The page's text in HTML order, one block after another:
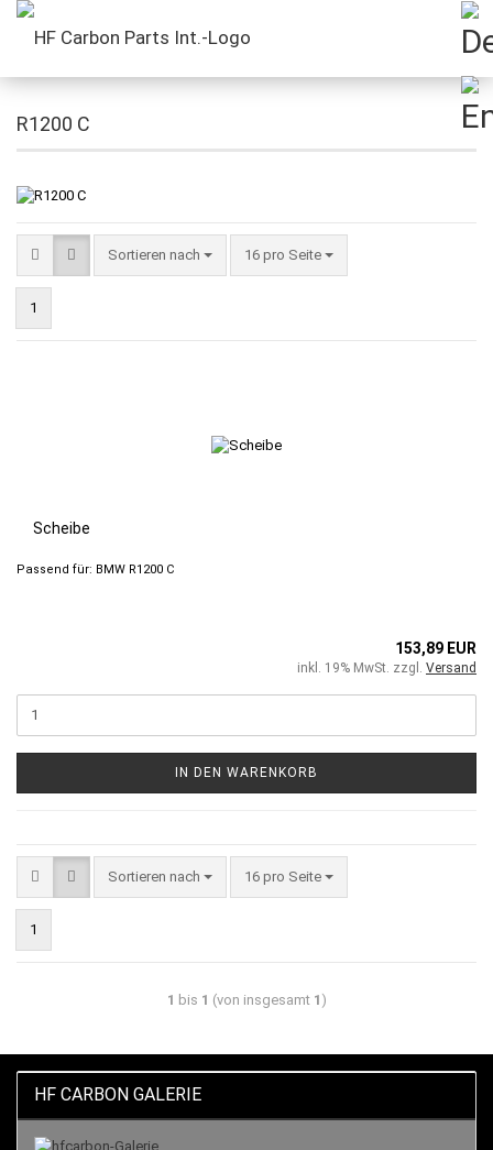
R1200 C
Sortieren nach 16 pro Seite
1
Scheibe
Passend für: BMW R1200 C
153,89 EUR
inkl. 19% MwSt. zzgl. Versand
IN DEN WARENKORB
Sortieren nach 16 pro Seite
1
1 bis 1 (von insgesamt 1 )
HF CARBON GALERIE